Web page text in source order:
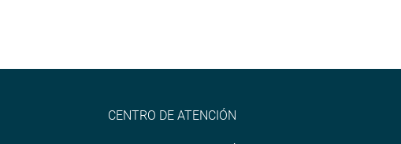
CENTRO DE ATENCIÓN